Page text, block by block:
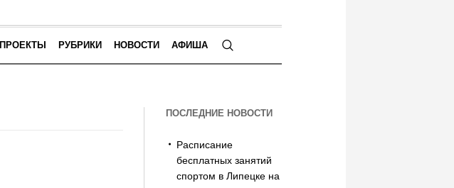
ПРОЕКТЫ РУБРИКИ НОВОСТИ АФИША
ПОСЛЕДНИЕ НОВОСТИ
Расписание
бесплатных занятий
спортом в Липецке на